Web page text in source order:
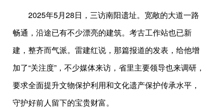
2025年5月28日，三访南阳遗址。宽敞的大道一路
畅通，沿途已有不少漂亮的建筑。考古工作站也已新
建，整齐而气派。雷建红说，那篇报道的发表，给他增
加了“关注度”，不少媒体来访，省里主要领导也来调研，
要求全面提升文物保护利用和文化遗产保护传承水平，
守护好前人留下的宝贵财富。